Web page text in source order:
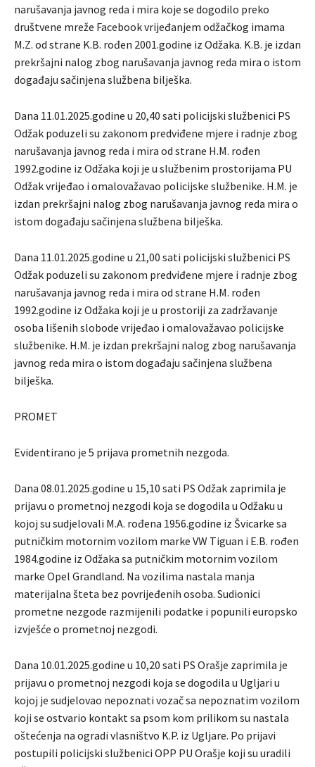
narušavanja javnog reda i mira koje se dogodilo preko
društvene mreže Facebook vrijeđanjem odžačkog imama
M.Z. od strane K.B. rođen 2001.godine iz Odžaka. K.B. je izdan
prekršajni nalog zbog narušavanja javnog reda mira o istom
događaju sačinjena službena bilješka.
Dana 11.01.2025.godine u 20,40 sati policijski službenici PS
Odžak poduzeli su zakonom predviđene mjere i radnje zbog
narušavanja javnog reda i mira od strane H.M. rođen
1992.godine iz Odžaka koji je u službenim prostorijama PU
Odžak vrijeđao i omalovažavao policijske službenike. H.M. je
izdan prekršajni nalog zbog narušavanja javnog reda mira o
istom događaju sačinjena službena bilješka.
Dana 11.01.2025.godine u 21,00 sati policijski službenici PS
Odžak poduzeli su zakonom predviđene mjere i radnje zbog
narušavanja javnog reda i mira od strane H.M. rođen
1992.godine iz Odžaka koji je u prostoriji za zadržavanje
osoba lišenih slobode vrijeđao i omalovažavao policijske
službenike. H.M. je izdan prekršajni nalog zbog narušavanja
javnog reda mira o istom događaju sačinjena službena
bilješka.
PROMET
Evidentirano je 5 prijava prometnih nezgoda.
Dana 08.01.2025.godine u 15,10 sati PS Odžak zaprimila je
prijavu o prometnoj nezgodi koja se dogodila u Odžaku u
kojoj su sudjelovali M.A. rođena 1956.godine iz Švicarke sa
putničkim motornim vozilom marke VW Tiguan i E.B. rođen
1984.godine iz Odžaka sa putničkim motornim vozilom
marke Opel Grandland. Na vozilima nastala manja
materijalna šteta bez povrijeđenih osoba. Sudionici
prometne nezgode razmijenili podatke i popunili europsko
izvješće o prometnoj nezgodi.
Dana 10.01.2025.godine u 10,20 sati PS Orašje zaprimila je
prijavu o prometnoj nezgodi koja se dogodila u Ugljari u
kojoj je sudjelovao nepoznati vozač sa nepoznatim vozilom
koji se ostvario kontakt sa psom kom prilikom su nastala
oštećenja na ogradi vlasništvo K.P. iz Ugljare. Po prijavi
postupili policijski službenici OPP PU Orašje koji su uradili